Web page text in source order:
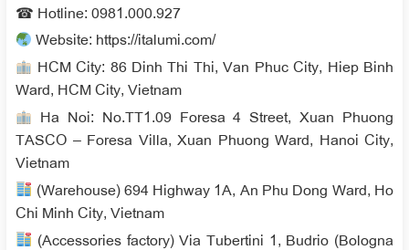
☎ Hotline: 0981.000.927
Website: https://italumi.com/
HCM City: 86 Dinh Thi Thi, Van Phuc City, Hiep Binh
Ward, HCM City, Vietnam
Ha Noi: No.TT1.09 Foresa 4 Street, Xuan Phuong
TASCO – Foresa Villa, Xuan Phuong Ward, Hanoi City,
Vietnam
(Warehouse) 694 Highway 1A, An Phu Dong Ward, Ho
Chi Minh City, Vietnam
(Accessories factory) Via Tubertini 1, Budrio (Bologna